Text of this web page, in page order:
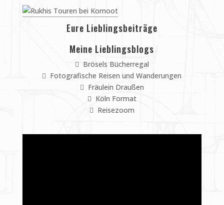
Eure Lieblingsbeiträge
Meine Lieblingsblogs
Brösels Bücherregal
Fotografische Reisen und Wanderungen
Fräulein Draußen
Köln Format
Reisezoom